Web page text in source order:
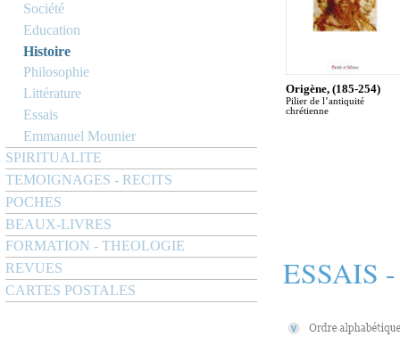
Société
Education
Histoire
Philosophie
Littérature
Essais
Emmanuel Mounier
SPIRITUALITE
TEMOIGNAGES - RECITS
POCHES
BEAUX-LIVRES
FORMATION - THEOLOGIE
REVUES
CARTES POSTALES
Origène, (185-254)
Pilier de l’antiquité
chrétienne
ESSAIS